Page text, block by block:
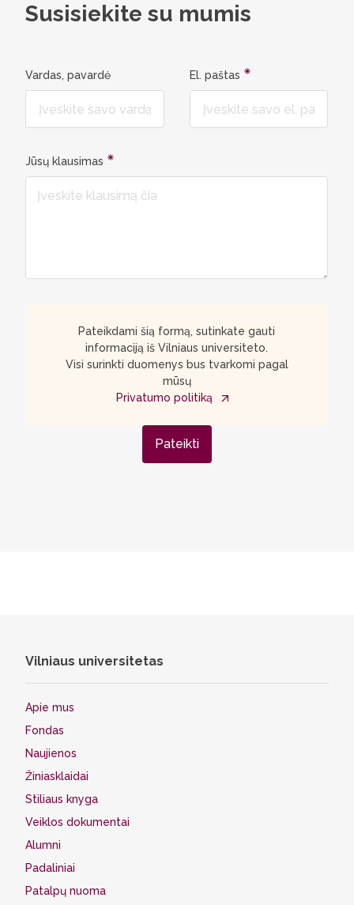
Susisiekite su mumis
Vardas, pavardė El. paštas
Jūsų klausimas
Pateikdami šią formą, sutinkate gauti
informaciją iš Vilniaus universiteto.
Visi surinkti duomenys bus tvarkomi pagal
mūsų
Privatumo politiką
Pateikti
Vilniaus universitetas
Apie mus
Fondas
Naujienos
Žiniasklaidai
Stiliaus knyga
Veiklos dokumentai
Alumni
Padaliniai
Patalpų nuoma